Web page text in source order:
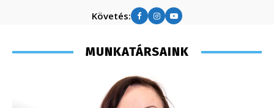
Követés:
MUNKATÁRSAINK